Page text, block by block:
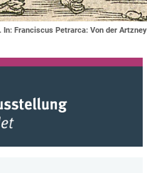
Franciscus Petrarca: Von der